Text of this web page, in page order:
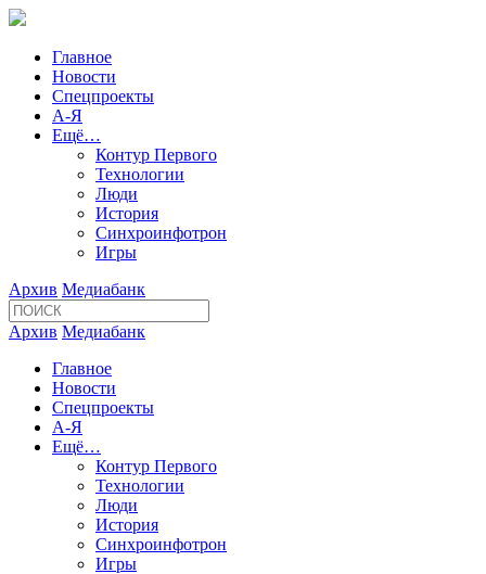
Главное
Новости
Спецпроекты
А-Я
Ещё…
Контур Первого
Технологии
Люди
История
Синхроинфотрон
Игры
Архив Медиабанк
Архив Медиабанк
Главное
Новости
Спецпроекты
А-Я
Ещё…
Контур Первого
Технологии
Люди
История
Синхроинфотрон
Игры